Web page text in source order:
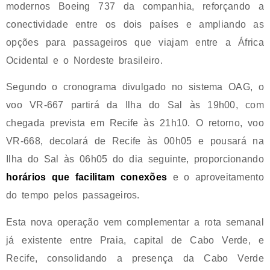
modernos Boeing 737 da companhia, reforçando a
conectividade entre os dois países e ampliando as
opções para passageiros que viajam entre a África
Ocidental e o Nordeste brasileiro.
Segundo o cronograma divulgado no sistema OAG, o
voo VR-667 partirá da Ilha do Sal às 19h00, com
chegada prevista em Recife às 21h10. O retorno, voo
VR-668, decolará de Recife às 00h05 e pousará na
Ilha do Sal às 06h05 do dia seguinte, proporcionando
horários que facilitam conexões e o aproveitamento
do tempo pelos passageiros.
Esta nova operação vem complementar a rota semanal
já existente entre Praia, capital de Cabo Verde, e
Recife, consolidando a presença da Cabo Verde